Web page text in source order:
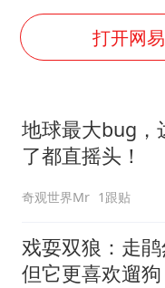
打开网
地球最大bug，
了都直摇头！
奇观世界Mr 1跟贴
戏耍双狼：走鹃
但它更喜欢遛狗